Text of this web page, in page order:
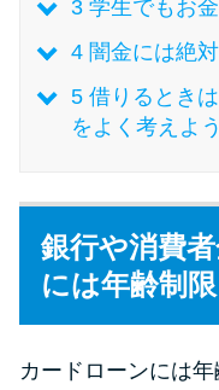
無
今
3学生でもお
4闇金には絶
5借りるとき
をよく考えよう
銀行や消費
には年齢制
カードローンには年